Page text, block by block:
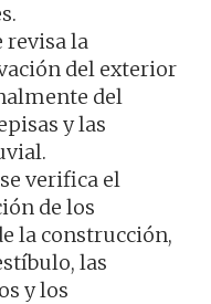
revisa la
del exterior
del
y las
verifica el
de los
la construcción,
las
y los